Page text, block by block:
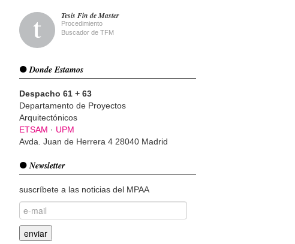
Tesis Fin de Master
Procedimiento
Buscador de TFM
Donde Estamos
Despacho 61 + 63
Departamento de Proyectos
Arquitectónicos
ETSAM · UPM
Avda. Juan de Herrera 4 28040 Madrid
Newsletter
suscríbete a las noticias del MPAA